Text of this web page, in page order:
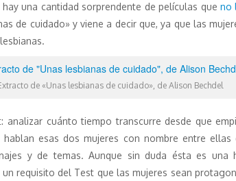
una cantidad sorprendente de películas que no
de cuidado» y viene a decir que, ya que las
de «Unas lesbianas de cuidado», de Alison Bechdel
analizar cuánto tiempo transcurre desde que
esas dos mujeres con nombre entre
y de temas. Aunque sin duda ésta es
requisito del Test que las mujeres sean